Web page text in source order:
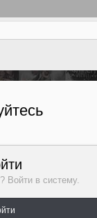
Войти в систему.